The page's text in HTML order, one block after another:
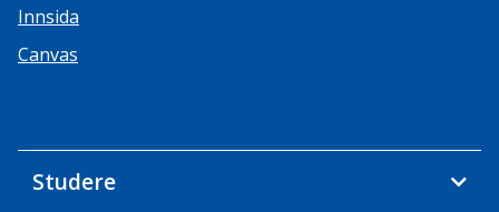
Innsida
Canvas
Studere